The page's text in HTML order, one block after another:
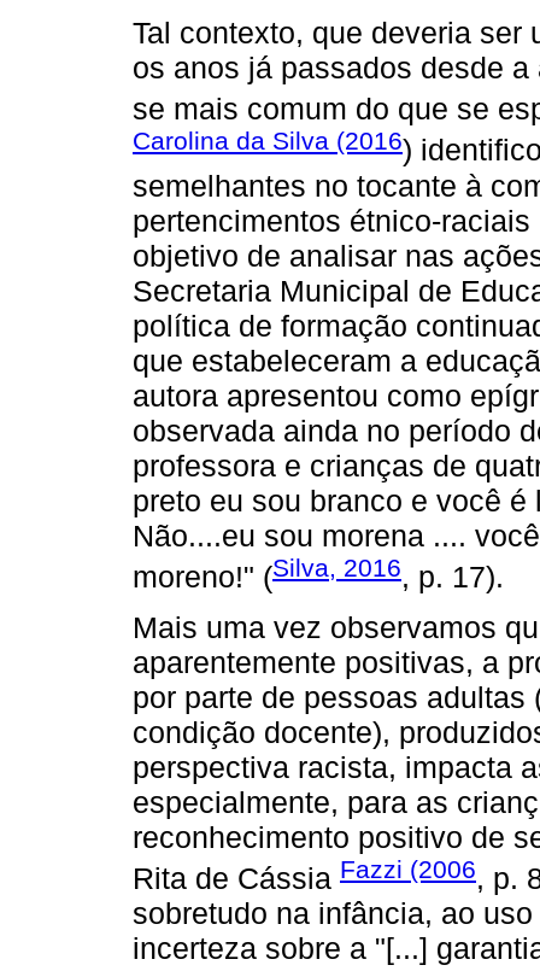
Tal contexto, que deveria ser
os anos já passados desde
se mais comum do que se
Carolina da Silva (2016)
semelhantes no tocante à
pertencimentos étnico-
objetivo de analisar nas
Secretaria Municipal de
política de formação
que estabeleceram a
autora apresentou como
observada ainda no período
professora e crianças de
preto eu sou branco e você
Não....eu sou morena ....
moreno!" (Silva, 2016, p. 17).
Mais uma vez observamos
aparentemente positivas, a
por parte de pessoas
condição docente),
perspectiva racista, impacta
especialmente, para as
reconhecimento positivo de
Rita de Cássia Fazzi (2006, p.
sobretudo na infância, ao
incerteza sobre a "[...]